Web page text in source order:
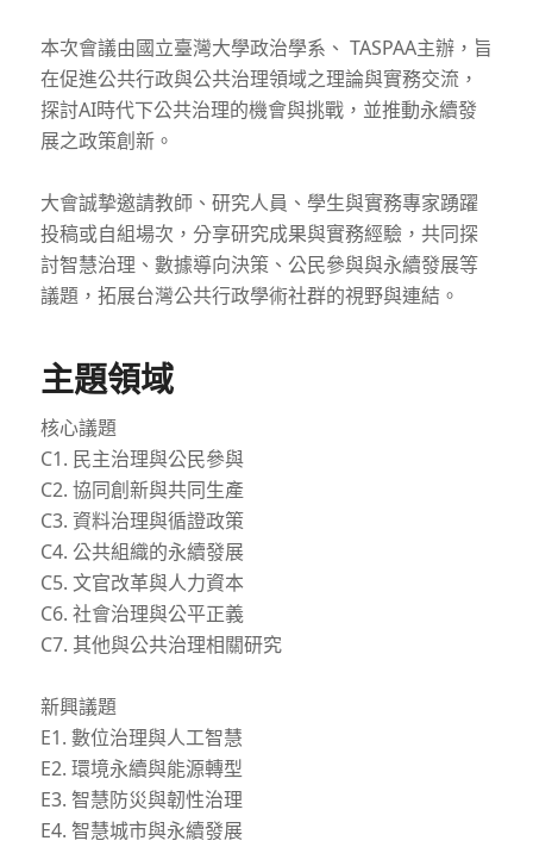
本次會議由國立臺灣大學政治學系、 TASPAA主辦，旨
在促進公共行政與公共治理領域之理論與實務交流，
探討AI時代下公共治理的機會與挑戰，並推動永續發
展之政策創新。
大會誠摯邀請教師、研究人員、學生與實務專家踴躍
投稿或自組場次，分享研究成果與實務經驗，共同探
討智慧治理、數據導向決策、公民參與與永續發展等
議題，拓展台灣公共行政學術社群的視野與連結。
主題領域
核心議題
C1. 民主治理與公民參與
C2. 協同創新與共同生產
C3. 資料治理與循證政策
C4. 公共組織的永續發展
C5. 文官改革與人力資本
C6. 社會治理與公平正義
C7. 其他與公共治理相關研究
新興議題
E1. 數位治理與人工智慧
E2. 環境永續與能源轉型
E3. 智慧防災與韌性治理
E4. 智慧城市與永續發展